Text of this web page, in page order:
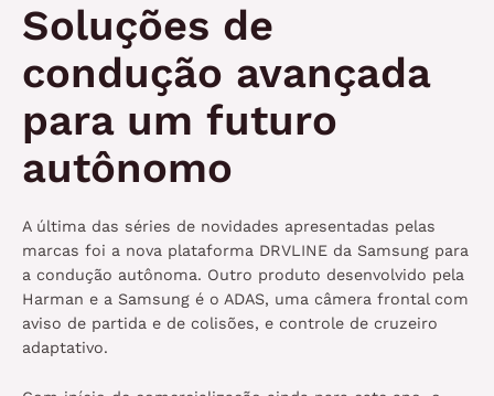
Soluções de
condução avançada
para um futuro
autônomo
A última das séries de novidades apresentadas pelas
marcas foi a nova plataforma DRVLINE da Samsung para
a condução autônoma. Outro produto desenvolvido pela
Harman e a Samsung é o ADAS, uma câmera frontal com
aviso de partida e de colisões, e controle de cruzeiro
adaptativo.